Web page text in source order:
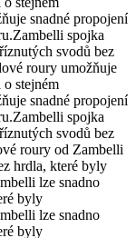
snadné propojení
Zambelli spojka
svodů bez
roury umožňuje
stejném
snadné propojení
Zambelli spojka
svodů bez
roury od Zambelli
hrdla, které byly
lze snadno
byly
lze snadno
byly